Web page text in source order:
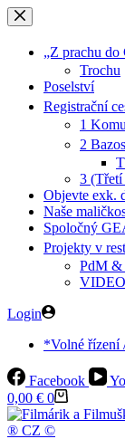
Skip
to
„Z prachu do
Trochu
Poselství
Registrační
1
2 Bazos
3
Objevte exk.
Naše
Spoločný
Projekty v
PdM &
Login
*Volné řízení
Facebook
Shopping
cart
0,00 € 0
® CZ ©